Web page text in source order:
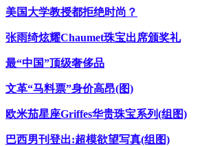
美国大学教授都拒绝时尚？
张雨绮炫耀Chaumet珠宝出席颁奖礼
最“中国”顶级奢侈品
文革“马料票”身价高昂(图)
欧米茄星座Griffes华贵珠宝系列(组图)
巴西男刊登出:超模欲望写真(组图)